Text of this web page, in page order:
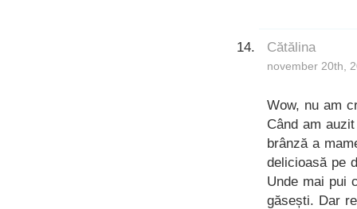
Cătălina
november 20th,
Wow, nu am
Când am
brânză a
delicioasă pe
Unde mai pui
găsești. Dar